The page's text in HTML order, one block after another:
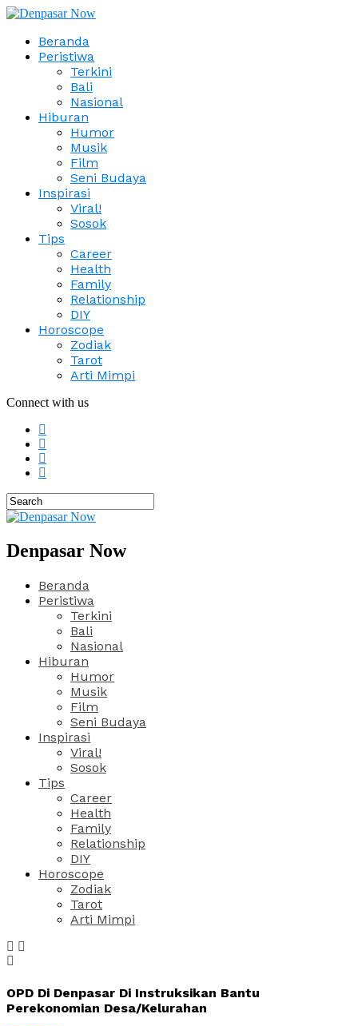
Beranda
Peristiwa
Terkini
Bali
Nasional
Hiburan
Humor
Musik
Film
Seni Budaya
Inspirasi
Viral!
Sosok
Tips
Career
Health
Family
Relationship
DIY
Horoscope
Zodiak
Tarot
Arti Mimpi
Connect with us
Denpasar Now
Beranda
Peristiwa
Terkini
Bali
Nasional
Hiburan
Humor
Musik
Film
Seni Budaya
Inspirasi
Viral!
Sosok
Tips
Career
Health
Family
Relationship
DIY
Horoscope
Zodiak
Tarot
Arti Mimpi
OPD Di Denpasar Di Instruksikan Bantu
Perekonomian Desa/Kelurahan